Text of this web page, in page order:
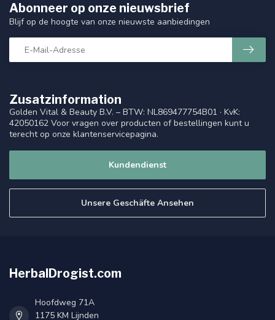
Zusatzinformation
Golden Vital & Beauty B.V. – BTW: NL869477754B01 · KvK:
42050162 Voor vragen over producten of bestellingen kunt u
terecht op onze klantenservicepagina.
Kundendienst
Unsere Geschäfte Ansehen
Abonneer op onze nieuwsbrief
Blijf op de hoogte van onze nieuwste aanbiedingen
HerbalDrogist.com
Hoofdweg 71A
1175 KM Lijnden